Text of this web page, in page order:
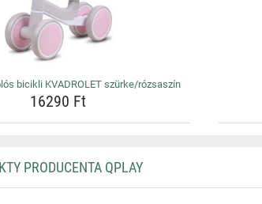
bicikli KVADROLET szürke/rózsaszín
16290 Ft
PRODUCENTA QPLAY